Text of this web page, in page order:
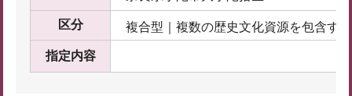
区分 複合型｜複数の歴史文化資源を包含す
指定内容